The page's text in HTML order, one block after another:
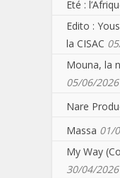
Eté :
Edito :
la CISAC
Mouna, la
05/06/2026
Nare
Massa 01/
My Way
30/04/2026